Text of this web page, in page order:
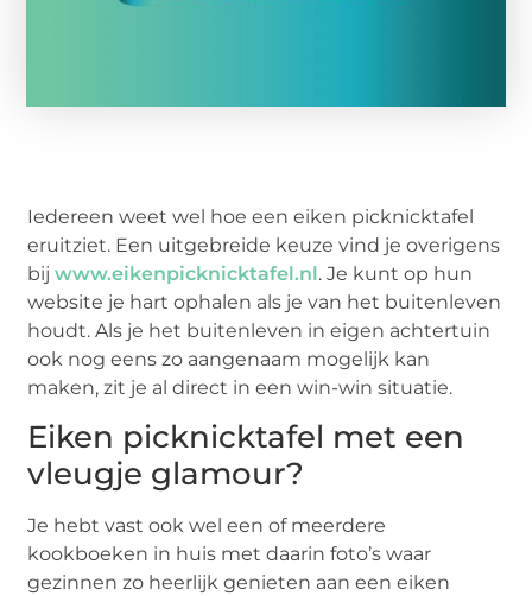
Iedereen weet wel hoe een eiken picknicktafel
eruitziet. Een uitgebreide keuze vind je overigens
bijwww.eikenpicknicktafel.nl. Je kunt op hun
website je hart ophalen als je van het buitenleven
houdt. Als je het buitenleven in eigen achtertuin
ook nog eens zo aangenaam mogelijk kan
maken, zit je al direct in een win-win situatie.
Eiken picknicktafel met een
vleugje glamour?
Je hebt vast ook wel een of meerdere
kookboeken in huis met daarin foto’s waar
gezinnen zo heerlijk genieten aan een eiken